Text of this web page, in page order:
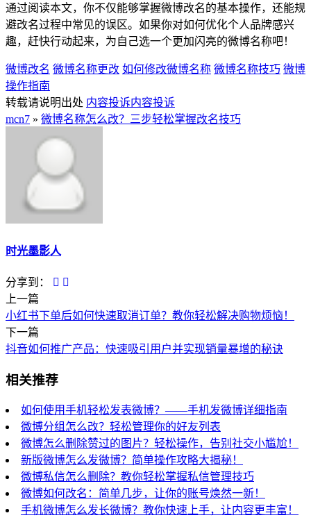
通过阅读本文，你不仅能够掌握微博改名的基本操作，还能规
避改名过程中常见的误区。如果你对如何优化个人品牌感兴
趣，赶快行动起来，为自己选一个更加闪亮的微博名称吧！
微博改名 微博名称更改 如何修改微博名称 微博名称技巧 微博
操作指南
转载请说明出处 内容投诉内容投诉
mcn7 » 微博名称怎么改？三步轻松掌握改名技巧
时光墨影人
分享到：
上一篇
小红书下单后如何快速取消订单？教你轻松解决购物烦恼！
下一篇
抖音如何推广产品：快速吸引用户并实现销量暴增的秘诀
相关推荐
如何使用手机轻松发表微博？——手机发微博详细指南
微博分组怎么改？轻松管理你的好友列表
微博怎么删除赞过的图片？轻松操作，告别社交小尴尬！
新版微博怎么发微博？简单操作攻略大揭秘！
微博私信怎么删除？教你轻松掌握私信管理技巧
微博如何改名：简单几步，让你的账号焕然一新！
手机微博怎么发长微博？教你快速上手，让内容更丰富！